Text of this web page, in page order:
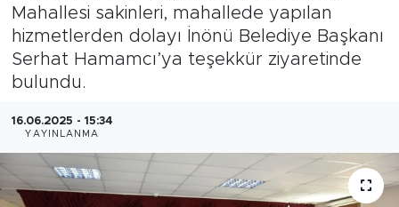
Mahallesi sakinleri, mahallede yapılan
hizmetlerden dolayı İnönü Belediye Başkanı
Serhat Hamamcı’ya teşekkür ziyaretinde
bulundu.
16.06.2025 - 15:34
YAYINLANMA
Ekonomi
Eğitim
Bölge
Teknoloji
Son Dakika Haberleri
Haber Arşivi